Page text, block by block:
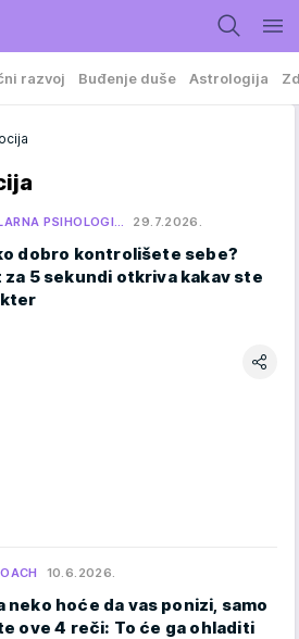
razvoj Buđenje duše Astrologija
PSIHOLOGI… 29.7.2026.
dobro kontrolišete sebe?
za 5 sekundi otkriva kakav ste
10.6.2026.
neko hoće da vas ponizi, samo
ove 4 reči: To će ga ohladiti